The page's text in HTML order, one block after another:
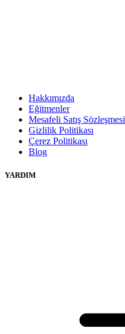
Hakkımızda
Eğitmenler
Mesafeli Satış Sözleşmesi
Gizlilik Politikası
Çerez Politikası
Blog
YARDIM